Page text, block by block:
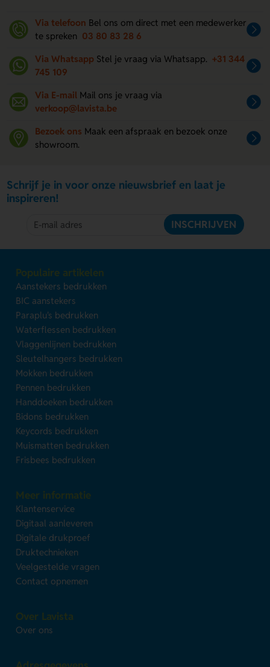
Via telefoon Bel ons om direct met een medewerker
te spreken 03 80 83 28 6
Via Whatsapp Stel je vraag via Whatsapp. +31 344
745 109
Via E-mail Mail ons je vraag via
verkoop@lavista.be
Bezoek ons Maak een afspraak en bezoek onze
showroom.
Schrijf je in voor onze nieuwsbrief en laat je
inspireren!
INSCHRIJVEN
Populaire artikelen
Aanstekers bedrukken
BIC aanstekers
Paraplu's bedrukken
Waterflessen bedrukken
Vlaggenlijnen bedrukken
Sleutelhangers bedrukken
Mokken bedrukken
Pennen bedrukken
Handdoeken bedrukken
Bidons bedrukken
Keycords bedrukken
Muismatten bedrukken
Frisbees bedrukken
Meer informatie
Klantenservice
Digitaal aanleveren
Digitale drukproef
Druktechnieken
Veelgestelde vragen
Contact opnemen
Over Lavista
Over ons